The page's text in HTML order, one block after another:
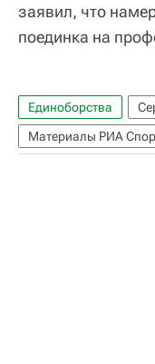
заявил, что
поединка на
Единоборства
Материалы РИА